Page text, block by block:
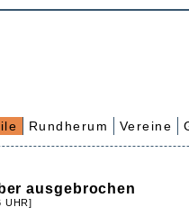
Rundherum Vereine
ausgebrochen
UHR]